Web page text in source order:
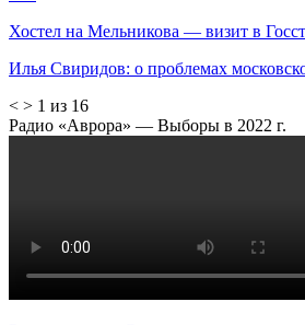
Хостел на Мельникова — визит в
Илья Свиридов: о проблемах
< > 1 из 16
Радио «Аврора» — Выборы в 2022 г.